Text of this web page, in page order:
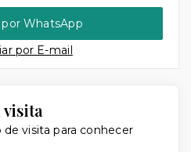
por WhatsApp
por E-mail
visita
visita para conhecer